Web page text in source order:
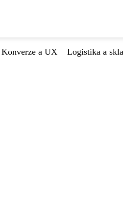
Konverze a UX Logistika a